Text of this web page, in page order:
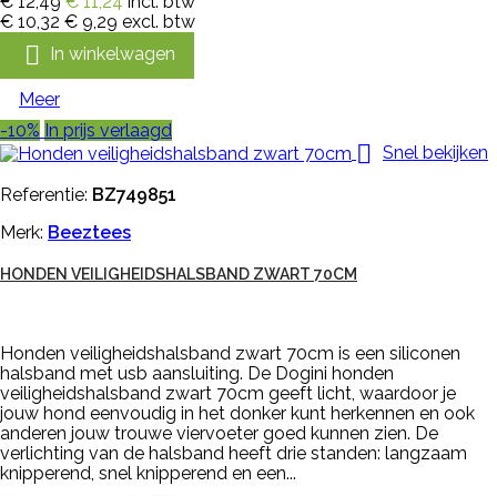
€ 10,32 € 9,29 excl. btw
 In winkelwagen
Meer
-10% In prijs verlaagd
 Snel bekijken
Referentie: BZ749851
Merk: Beeztees
HONDEN VEILIGHEIDSHALSBAND ZWART 70CM
Honden veiligheidshalsband zwart 70cm is een siliconen
halsband met usb aansluiting. De Dogini honden
veiligheidshalsband zwart 70cm geeft licht, waardoor je
jouw hond eenvoudig in het donker kunt herkennen en ook
anderen jouw trouwe viervoeter goed kunnen zien. De
verlichting van de halsband heeft drie standen: langzaam
knipperend, snel knipperend en een...